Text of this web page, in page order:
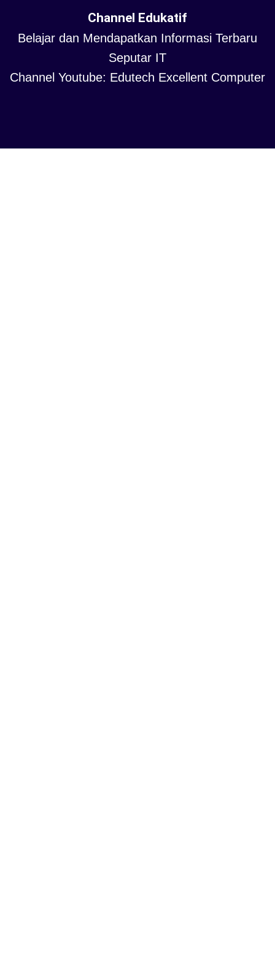
Channel Edukatif
Belajar dan Mendapatkan Informasi Terbaru
Seputar IT
Channel Youtube: Edutech Excellent Computer